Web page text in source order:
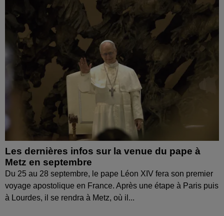
Les dernières infos sur la venue du pape à
Metz en septembre
Du 25 au 28 septembre, le pape Léon XIV fera son premier
voyage apostolique en France. Après une étape à Paris puis
à Lourdes, il se rendra à Metz, où il...